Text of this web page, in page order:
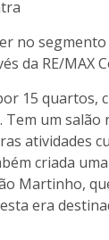
no
da RE/MAX
15 quartos,
Tem um
atividades
criada
Martinho,
era